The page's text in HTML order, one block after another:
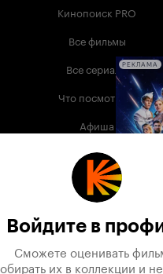
Кинопоиск PRO
Все фильмы
Все сериалы
Что посмотреть
Афиша
Музыка
Телепрограмма
Служба поддержки
РЕКЛАМА
Войдите в
Сможете оценивать
их в коллекции и